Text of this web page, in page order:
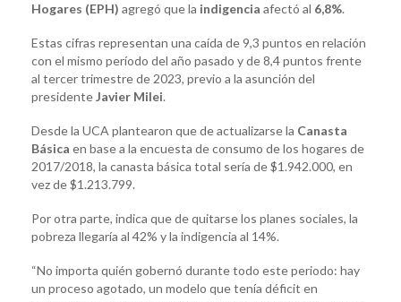
Hogares (EPH) agregó que la indigencia afectó al 6,8%.
Estas cifras representan una caída de 9,3 puntos en relación
con el mismo período del año pasado y de 8,4 puntos frente
al tercer trimestre de 2023, previo a la asunción del
presidenteJavier Milei.
Desde la UCA plantearon que de actualizarse la Canasta
Básica en base a la encuesta de consumo de los hogares de
2017/2018, la canasta básica total sería de $1.942.000, en
vez de $1.213.799.
Por otra parte, indica que de quitarse los planes sociales, la
pobreza llegaría al 42% y la indigencia al 14%.
“No importa quién gobernó durante todo este periodo: hay
un proceso agotado, un modelo que tenía déficit en